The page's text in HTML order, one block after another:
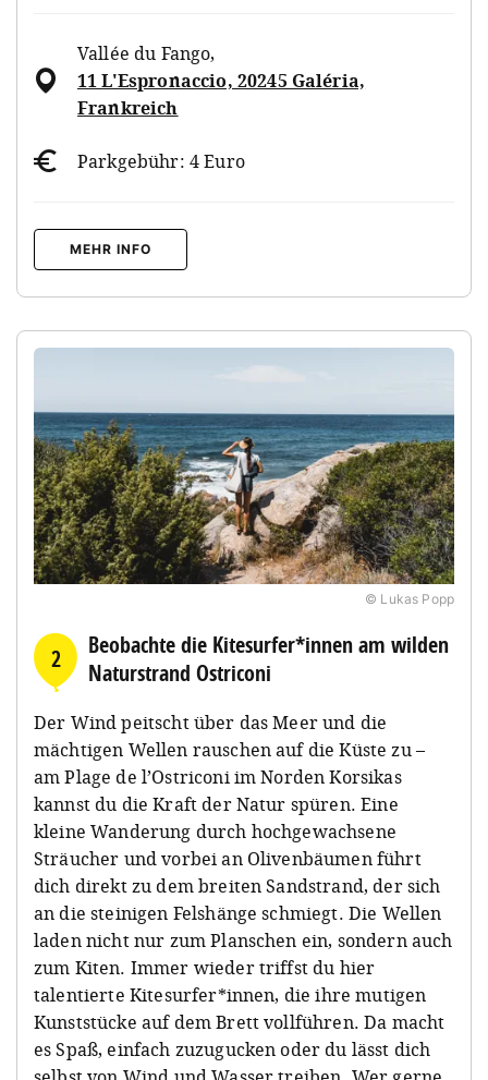
Vallée du Fango,
11 L'Espronaccio, 20245 Galéria,
Frankreich
Parkgebühr: 4 Euro
MEHR INFO
© Lukas Popp
2
Beobachte die Kitesurfer*innen am wilden
Naturstrand Ostriconi
Der Wind peitscht über das Meer und die
mächtigen Wellen rauschen auf die Küste zu –
am Plage de l’Ostriconi im Norden Korsikas
kannst du die Kraft der Natur spüren. Eine
kleine Wanderung durch hochgewachsene
Sträucher und vorbei an Olivenbäumen führt
dich direkt zu dem breiten Sandstrand, der sich
an die steinigen Felshänge schmiegt. Die Wellen
laden nicht nur zum Planschen ein, sondern auch
zum Kiten. Immer wieder triffst du hier
talentierte Kitesurfer*innen, die ihre mutigen
Kunststücke auf dem Brett vollführen. Da macht
es Spaß, einfach zuzugucken oder du lässt dich